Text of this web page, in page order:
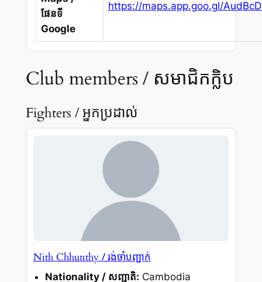
ផែនទី
Google
https://maps.app.goo.gl/
Club members / សមាជិកក្លិប
Fighters / អ្នកប្រដាល់
Nith Chhunthy / រង់ចាំបញ្ជាក់
Nationality / សញ្ជាតិ: Cambodia